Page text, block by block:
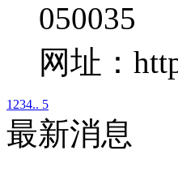
050035
网址：
1 234.. 5
最新消息